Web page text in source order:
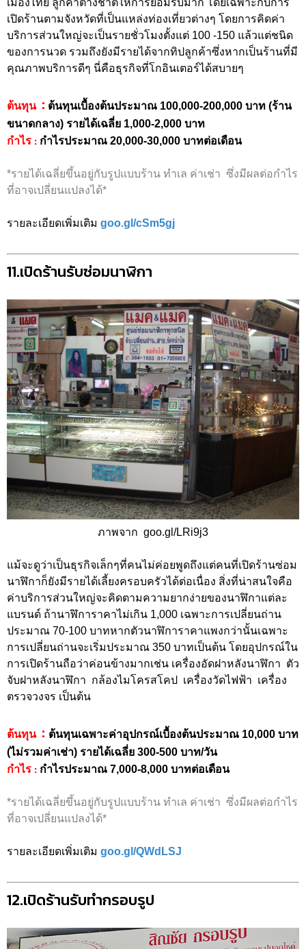
เมืองไทย ลูกค้าต่างชาติให้การยอมรับมาก โดยเฉพาะกับการ
เปิดร้านตามจังหวัดที่เป็นแหล่งท่องเที่ยวต่างๆ โดยการคิดค่า
บริการส่วนใหญ่จะเป็นรายชั่วโมงตั้งแต่ 100 -150 แล้วแต่ชนิด
ของการนวด รวมถึงยังมีรายได้จากทิปลูกค้าซึ่งหากเป็นร้านที่มี
คุณภาพบริการดีๆ นี่คือธุรกิจที่โกอินเตอร์ได้สบายๆ
ต้นทุน : ต้นทุนเบื้องต้นประมาณ 100,000-200,000 บาท (ร้าน
ขนาดกลาง) รายได้เฉลี่ย 1,000-2,000 บาท
กำไร : กำไรประมาณ 20,000-30,000 บาทต่อเดือน
*รายได้เฉลี่ยขึ้นอยู่กับรูปแบบร้าน ทำเล ค่าเช่า ซึ่งมีผลต่อกำไร
ที่อาจเปลี่ยนแปลงได้*
รายละเอียดเพิ่มเติม goo.gl/cSm5gj
11.เปิดร้านรับซ่อมนาฬิกา
ภาพจาก goo.gl/LRi9j3
แม้จะดูว่าเป็นธุรกิจเล็กๆที่คนไม่ค่อยพูดถึงแต่คนที่เปิดร้านซ่อม
นาฬิกาก็ยังมีรายได้เลี้ยงครอบครัวได้ต่อเนื่อง สิ่งที่น่าสนใจคือ
ค่าบริการส่วนใหญ่จะคิดตามความยากง่ายของนาฬิกาแต่ละ
แบรนด์ ถ้านาฬิการาคาไม่เกิน 1,000 เฉพาะการเปลี่ยนถ่าน
ประมาณ 70-100 บาทหากตัวนาฬิการาคาแพงกว่านั้นเฉพาะ
การเปลี่ยนถ่านจะเริ่มประมาณ 350 บาทเป็นต้น โดยอุปกรณ์ใน
การเปิดร้านถือว่าค่อนข้างมากเช่น เครื่องอัดฝาหลังนาฬิกา ตัว
จับฝาหลังนาฬิกา กล้องไมโครสโคป เครื่องวัดไฟฟ้า เครื่อง
ตรวจวงจร เป็นต้น
ต้นทุน : ต้นทุนเฉพาะค่าอุปกรณ์เบื้องต้นประมาณ 10,000 บาท
(ไม่รวมค่าเช่า) รายได้เฉลี่ย 300-500 บาท/วัน
กำไร : กำไรประมาณ 7,000-8,000 บาทต่อเดือน
*รายได้เฉลี่ยขึ้นอยู่กับรูปแบบร้าน ทำเล ค่าเช่า ซึ่งมีผลต่อกำไร
ที่อาจเปลี่ยนแปลงได้*
รายละเอียดเพิ่มเติม goo.gl/QWdLSJ
12.เปิดร้านรับทำกรอบรูป